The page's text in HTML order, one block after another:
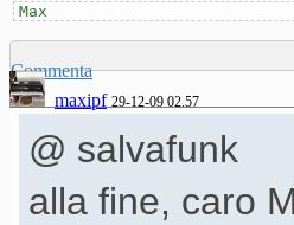
Max
Commenta
maxipf 29-12-09 02.57
@ salvafunk
alla fine, caro